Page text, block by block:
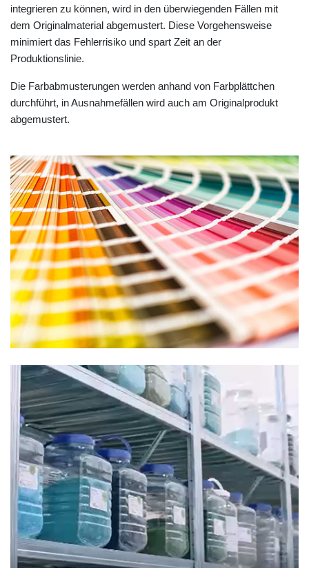
integrieren zu können, wird in den überwiegenden Fällen mit
dem Originalmaterial abgemustert. Diese Vorgehensweise
minimiert das Fehlerrisiko und spart Zeit an der
Produktionslinie.
Die Farbabmusterungen werden anhand von Farbplättchen
durchführt, in Ausnahmefällen wird auch am Originalprodukt
abgemustert.